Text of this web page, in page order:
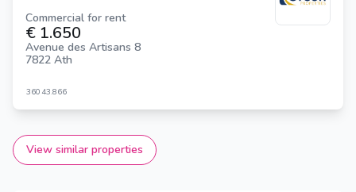
Commercial for rent
€ 1.650
Avenue des Artisans 8
7822 Ath
360 43.866
View similar properties